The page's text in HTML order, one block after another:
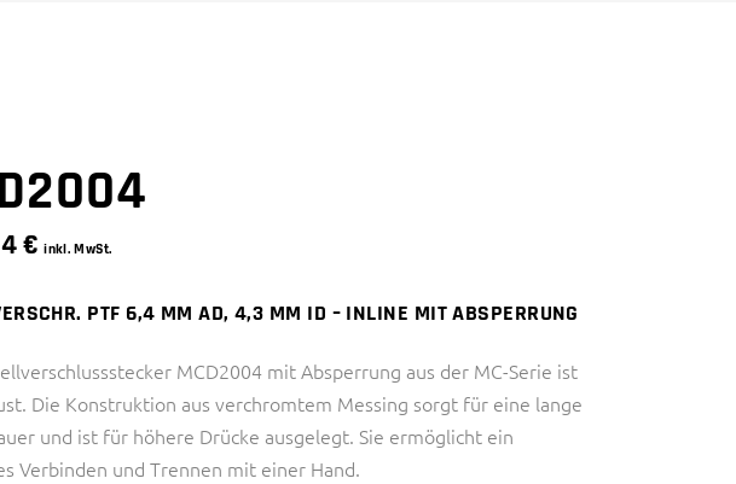
€ inkl. MwSt.
PTF 6,4 MM AD, 4,3 MM ID – INLINE MIT ABSPERRUNG
MCD2004 mit Absperrung aus der MC-Serie ist
Die Konstruktion aus verchromtem Messing sorgt für eine lange
und ist für höhere Drücke ausgelegt. Sie ermöglicht ein
Verbinden und Trennen mit einer Hand.